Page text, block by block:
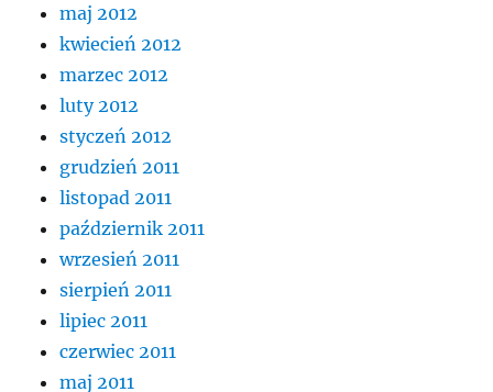
maj 2012
kwiecień 2012
marzec 2012
luty 2012
styczeń 2012
grudzień 2011
listopad 2011
październik 2011
wrzesień 2011
sierpień 2011
lipiec 2011
czerwiec 2011
maj 2011